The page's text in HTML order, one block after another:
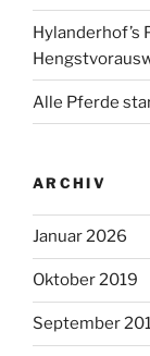
Hylanderhof’s
Alle Pferde
ARCHIV
Januar 2026
Oktober 2019
September